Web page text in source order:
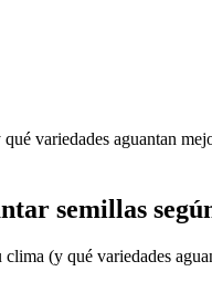
variedades aguantan
semillas